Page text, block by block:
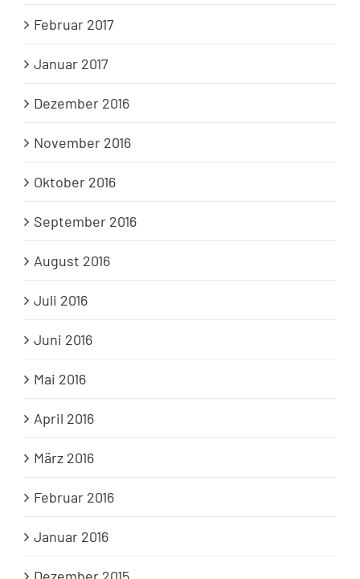
Februar 2017
Januar 2017
Dezember 2016
November 2016
Oktober 2016
September 2016
August 2016
Juli 2016
Juni 2016
Mai 2016
April 2016
März 2016
Februar 2016
Januar 2016